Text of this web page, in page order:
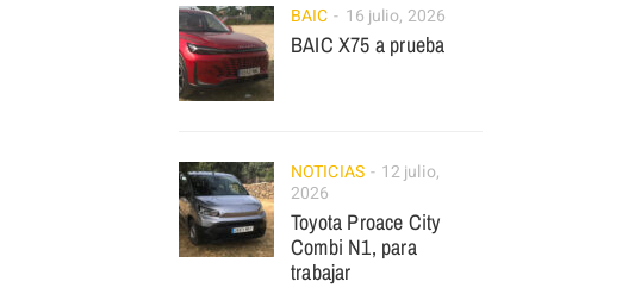
BAIC 16 julio, 2026
BAIC X75 a prueba
NOTICIAS
12 julio,
2026
Toyota Proace City
Combi N1, para
trabajar